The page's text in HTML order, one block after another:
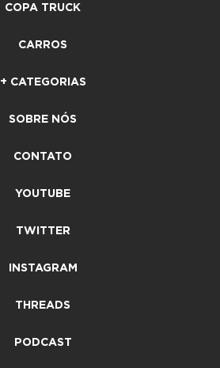
COPA TRUCK
CARROS
+ CATEGORIAS
SOBRE NÓS
CONTATO
YOUTUBE
TWITTER
INSTAGRAM
THREADS
PODCAST